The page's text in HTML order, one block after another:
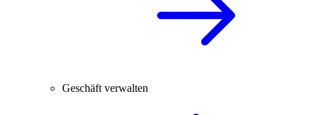
Geschäft verwalten